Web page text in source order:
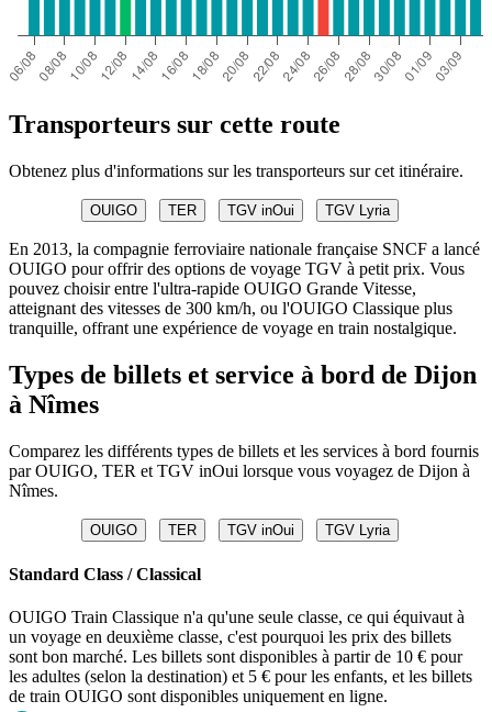
Transporteurs sur cette route
Obtenez plus d'informations sur les transporteurs sur cet itinéraire.
OUIGO TER TGV inOui TGV Lyria
En 2013, la compagnie ferroviaire nationale française SNCF a lancé
OUIGO pour offrir des options de voyage TGV à petit prix. Vous
pouvez choisir entre l'ultra-rapide OUIGO Grande Vitesse,
atteignant des vitesses de 300 km/h, ou l'OUIGO Classique plus
tranquille, offrant une expérience de voyage en train nostalgique.
Types de billets et service à bord de Dijon
à Nîmes
Comparez les différents types de billets et les services à bord fournis
par OUIGO, TER et TGV inOui lorsque vous voyagez de Dijon à
Nîmes.
OUIGO TER TGV inOui TGV Lyria
Standard Class / Classical
OUIGO Train Classique n'a qu'une seule classe, ce qui équivaut à
un voyage en deuxième classe, c'est pourquoi les prix des billets
sont bon marché. Les billets sont disponibles à partir de 10 € pour
les adultes (selon la destination) et 5 € pour les enfants, et les billets
de train OUIGO sont disponibles uniquement en ligne.